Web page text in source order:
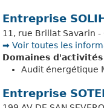
Entreprise
11, rue Brillat Savarin -
➡️ Voir toutes les
Domaines d'activités
Audit énergétique
Entreprise